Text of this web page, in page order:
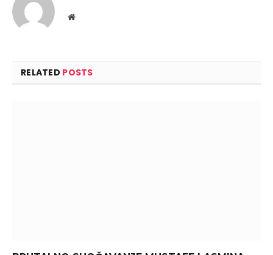
Website
RELATED POSTS